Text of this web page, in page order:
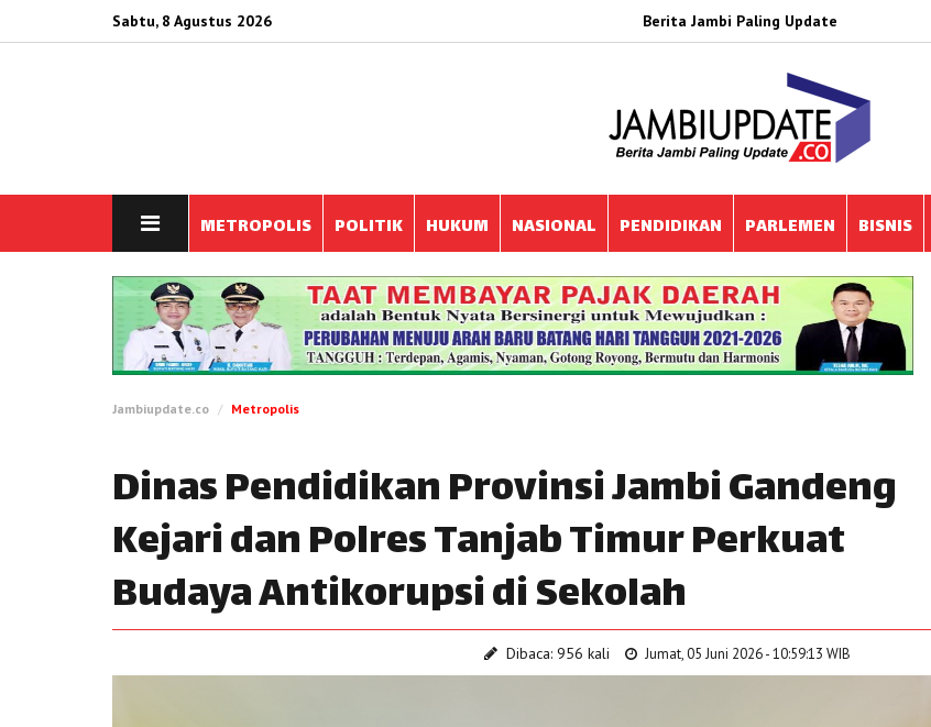
Sabtu, 8 Agustus 2026 Berita Jambi Paling Update
METROPOLIS POLITIK HUKUM NASIONAL PENDIDIKAN PARLEMEN BISNIS
Jambiupdate.co Metropolis
Dinas Pendidikan Provinsi Jambi Gandeng
Kejari dan Polres Tanjab Timur Perkuat
Budaya Antikorupsi di Sekolah
Dibaca: 956 kali Jumat, 05 Juni 2026 - 10:59:13 WIB